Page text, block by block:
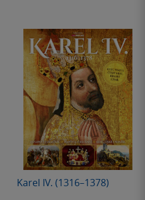
Karel IV. (1316–1378)